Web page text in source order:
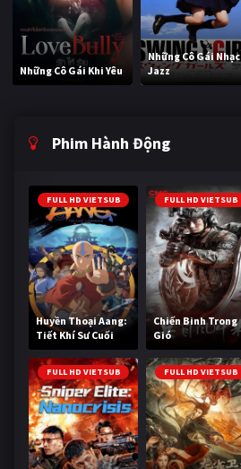
Những Cô Gái Khi Yêu
Những Cô Gái Nhạc
Jazz
Phim Hành Động
FULL HD VIETSUB
Huyền Thoại Aang:
Tiết Khí Sư Cuối
Cùng
FULL HD VIETSUB
Chiến Binh Trong
Gió
FULL HD VIETSUB FULL HD VIETSUB